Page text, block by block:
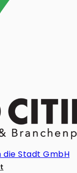
die Stadt GmbH